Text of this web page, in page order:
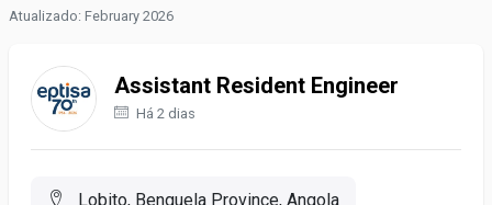
Atualizado: February 2026
Assistant Resident Engineer
Há 2 dias
Lobito, Benguela Province, Angola